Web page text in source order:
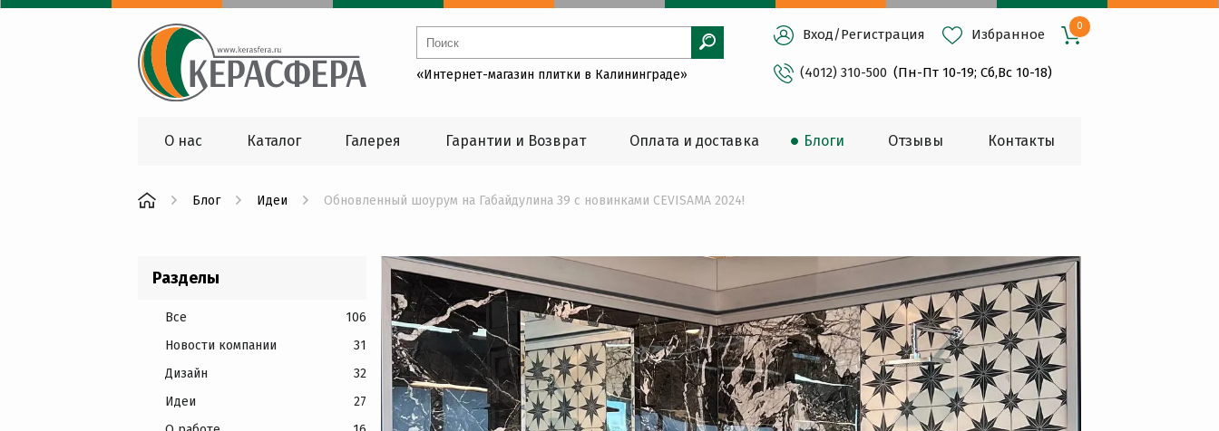
«Интернет-магазин плитки в Калининграде»
Вход/Регистрация Избранное
0
(4012) 310-500 (Пн-Пт 10-19; Сб,Вс 10-18)
О нас Каталог Галерея Гарантии и Возврат Оплата и доставка Блоги Oтзывы Контакты
Блог Идеи Обновленный шоурум на Габайдулина 39 с новинками CEVISAMA 2024!
Разделы
Все
106
Новости компании
31
Дизайн
32
Идеи
27